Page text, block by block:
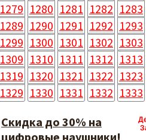
1279 1280 1281 1282 1283
1289 1290 1291 1292 1293
1299 1300 1301 1302 1303
1309 1310 1311 1312 1313
1319 1320 1321 1322 1323
1329 1330 1331 1332 1333
Скидка до 30% на
цифровые наушники!